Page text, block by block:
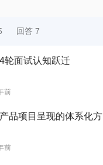
回答 7
轮面试认知跃迁
前
品项目呈现的体系化方
前